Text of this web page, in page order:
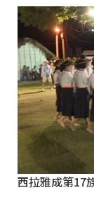
西拉雅成第17